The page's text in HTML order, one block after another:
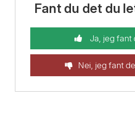
Fant du det du
Ja, jeg fant
Nei, jeg fant